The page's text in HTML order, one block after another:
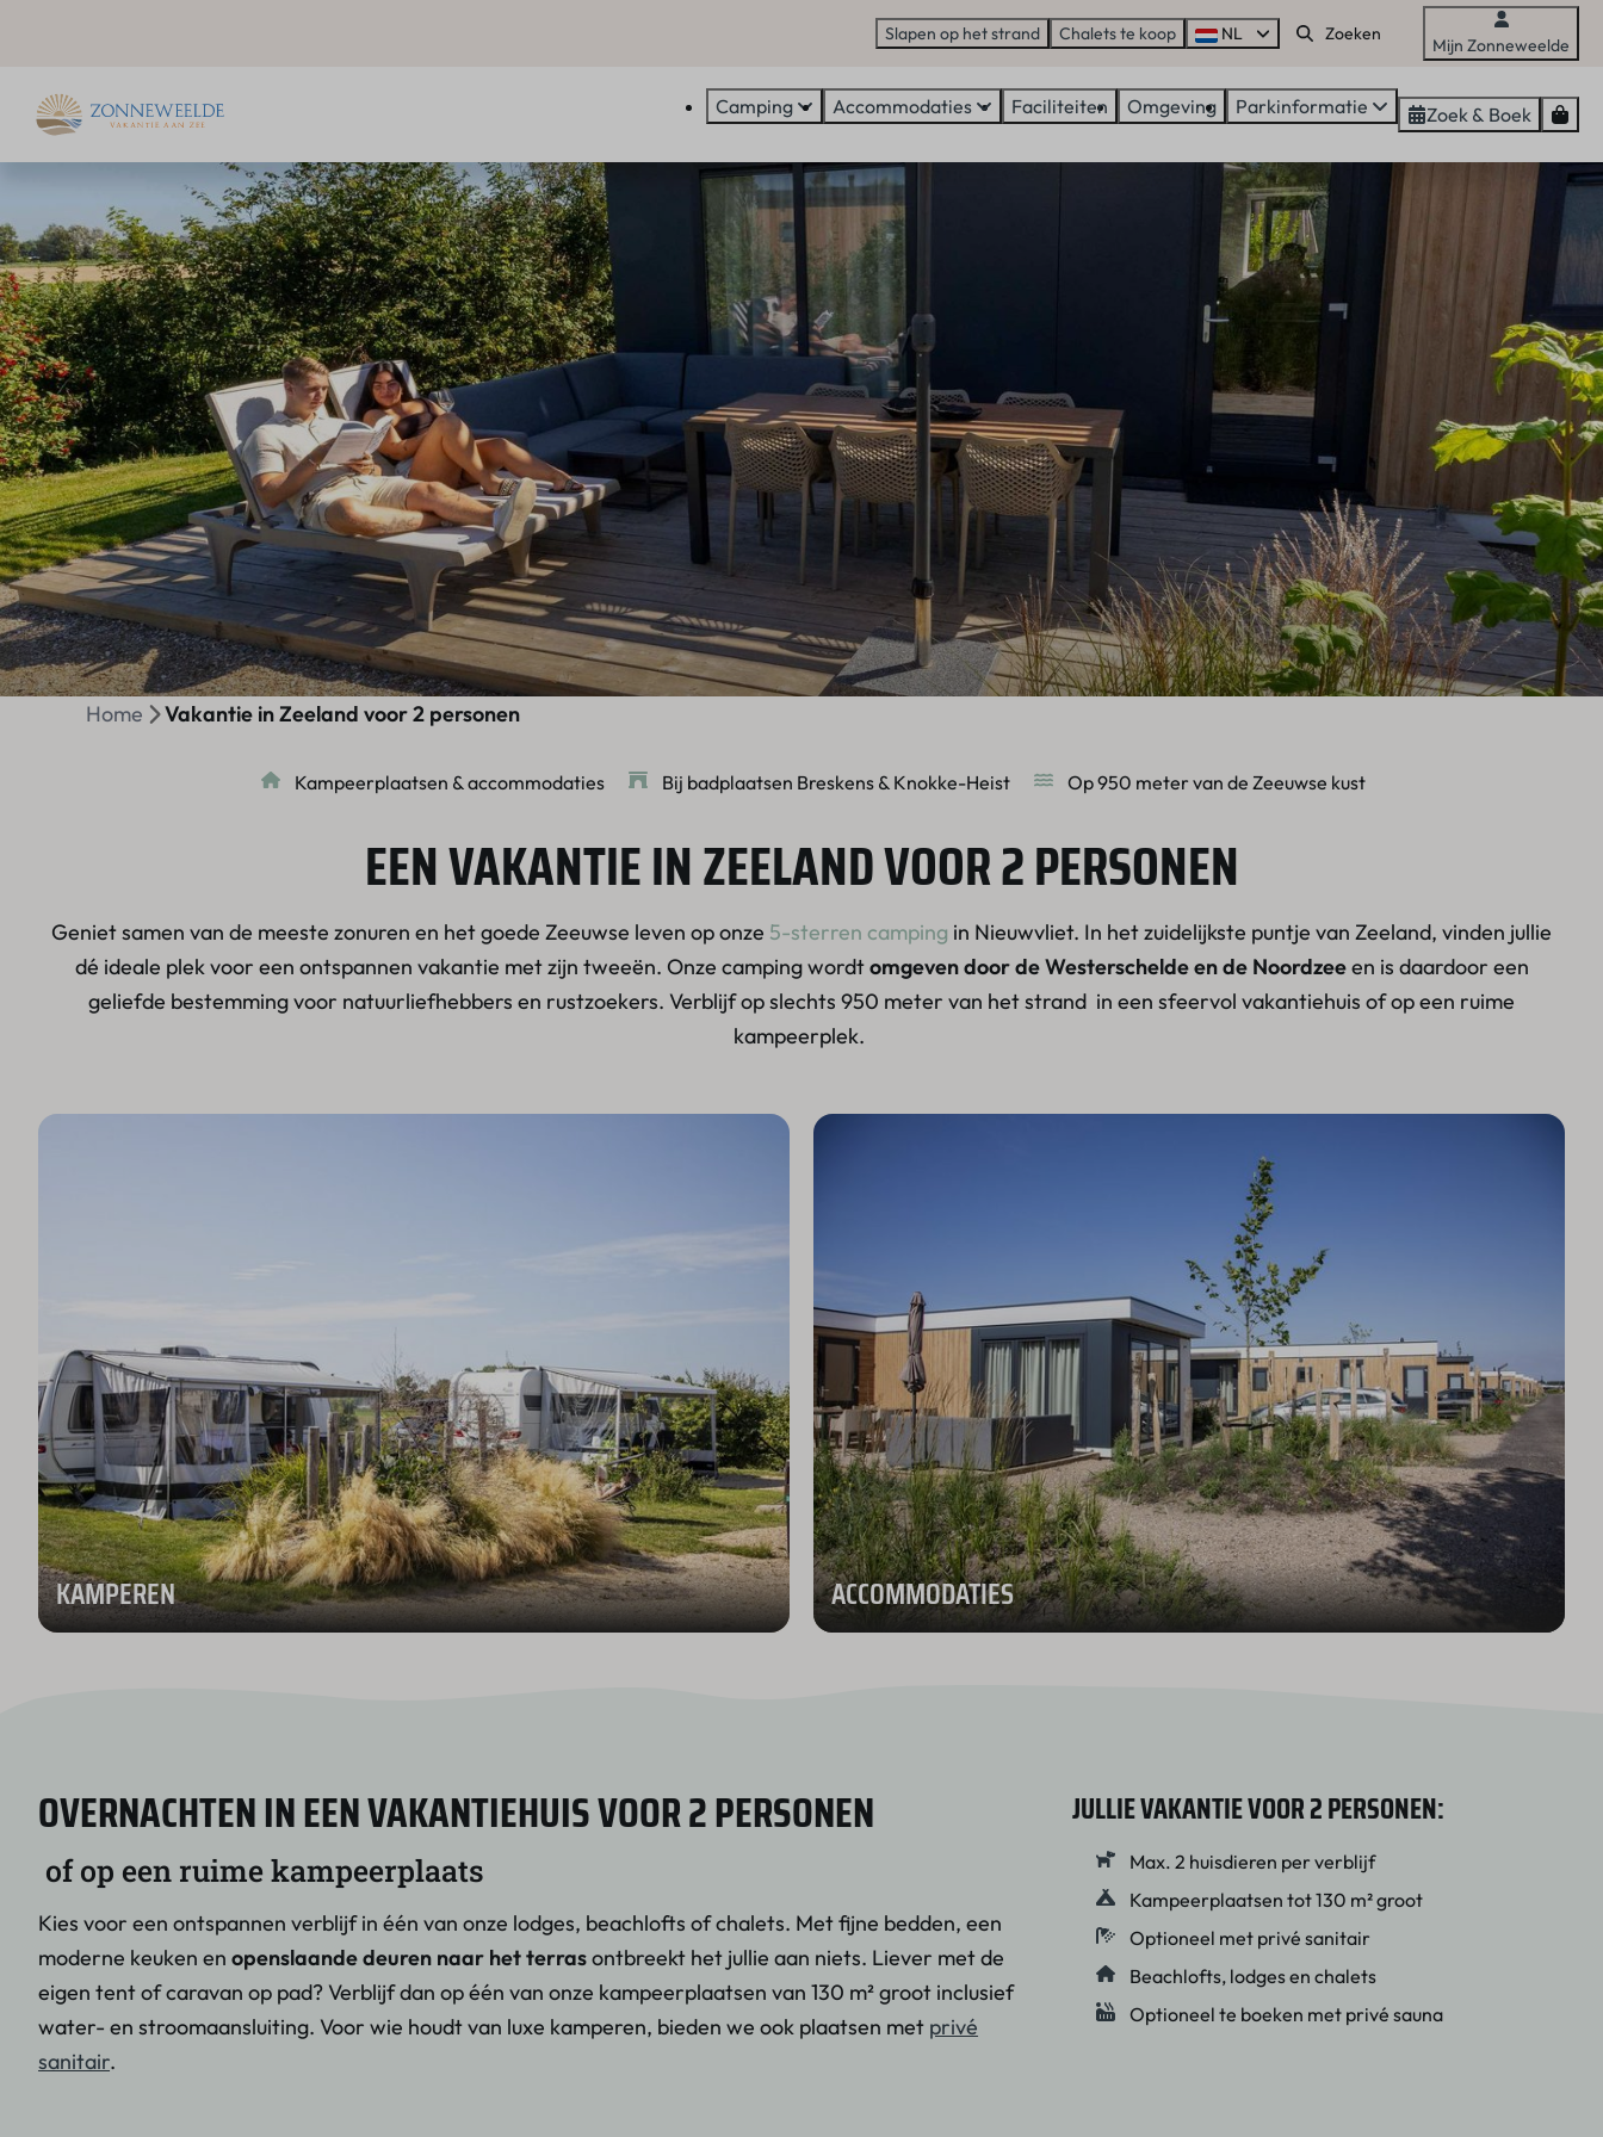
Slapen op het strand Chalets te koop NL
Mijn Zonneweelde
Camping Accommodaties Faciliteiten Omgeving Parkinformatie Zoek & Boek
Home Vakantie in Zeeland voor 2 personen
Kampeerplaatsen & accommodaties Bij badplaatsen Breskens & Knokke-Heist Op 950 meter van de Zeeuwse kust
EEN VAKANTIE IN ZEELAND VOOR 2 PERSONEN
Geniet samen van de meeste zonuren en het goede Zeeuwse leven op onze 5-sterren camping in Nieuwvliet. In het zuidelijkste puntje van Zeeland, vinden jullie
dé ideale plek voor een ontspannen vakantie met zijn tweeën. Onze camping wordtomgeven door de Westerschelde en de Noordzeeen is daardoor een
geliefde bestemming voor natuurliefhebbers en rustzoekers. Verblijf op slechts 950 meter van het strand in een sfeervol vakantiehuis of op een ruime
kampeerplek.
KAMPEREN ACCOMMODATIES
OVERNACHTEN IN EEN VAKANTIEHUIS VOOR 2 PERSONEN
of op een ruime kampeerplaats
Kies voor een ontspannen verblijf in één van onze lodges, beachlofts of chalets. Met fijne bedden, een
moderne keuken enopenslaande deuren naar het terrasontbreekt het jullie aan niets. Liever met de
eigen tent of caravan op pad? Verblijf dan op één van onze kampeerplaatsen van 130 m² groot inclusief
water- en stroomaansluiting. Voor wie houdt van luxe kamperen, bieden we ook plaatsen met privé
sanitair.
JULLIE VAKANTIE VOOR 2 PERSONEN:
Max. 2 huisdieren per verblijf
Kampeerplaatsen tot 130 m² groot
Optioneel met privé sanitair
Beachlofts, lodges en chalets
Optioneel te boeken met privé sauna